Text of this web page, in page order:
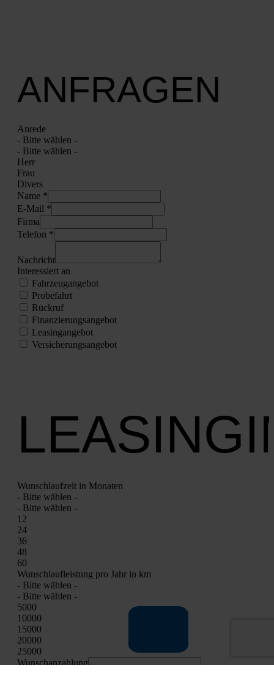
ANFRAGEN
Anre­de
- Bit­te wäh­len -
- Bit­te wäh­len -
Herr
Frau
Divers
Name *
E‑Mail *
Fir­ma
Tele­fon *
Nach­richt
Inter­es­siert an
Fahr­zeug­an­ge­bot
Pro­be­fahrt
Rück­ruf
Finan­zie­rungs­an­ge­bot
Lea­sing­an­ge­bot
Ver­si­che­rungs­an­ge­bot
Wunsch­lauf­zeit in Mona­ten
- Bit­te wäh­len -
- Bit­te wäh­len -
12
24
36
48
60
Wunsch­lauf­leis­tung pro Jahr in km
- Bit­te wäh­len -
- Bit­te wäh­len -
5000
10000
15000
20000
25000
Wunschan­zah­lung